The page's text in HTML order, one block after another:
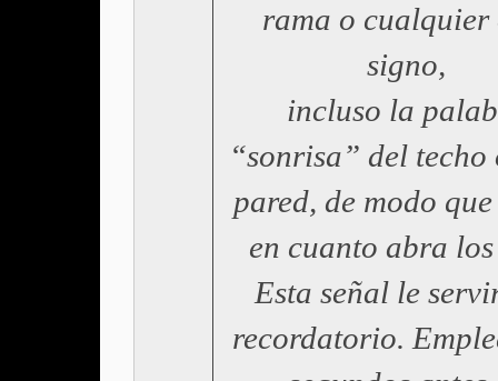
rama o cualquier
signo,
incluso la
“sonrisa” del techo
pared, de modo
en cuanto abra
Esta señal le
recordatorio.